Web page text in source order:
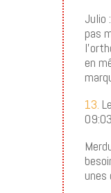
Julio
pas
en
13.
unes